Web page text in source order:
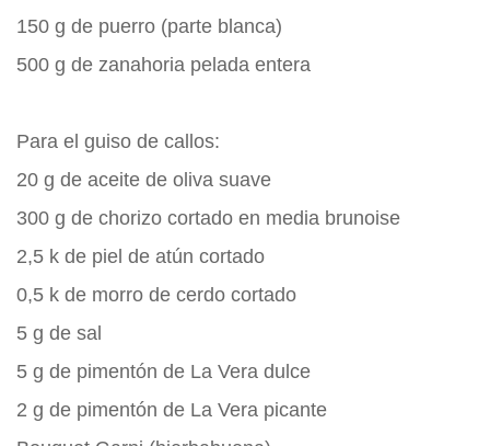
150 g de puerro (parte blanca)
500 g de zanahoria pelada entera
Para el guiso de callos:
20 g de aceite de oliva suave
300 g de chorizo cortado en media brunoise
2,5 k de piel de atún cortado
0,5 k de morro de cerdo cortado
5 g de sal
5 g de pimentón de La Vera dulce
2 g de pimentón de La Vera picante